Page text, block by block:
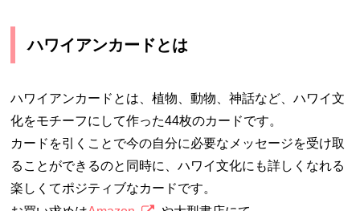
ハワイアンカードとは
ハワイアンカードとは、植物、動物、神話など、ハワイ文
化をモチーフにして作った44枚のカードです。
カードを引くことで今の自分に必要なメッセージを受け取
ることができるのと同時に、ハワイ文化にも詳しくなれる
楽しくてポジティブなカードです。